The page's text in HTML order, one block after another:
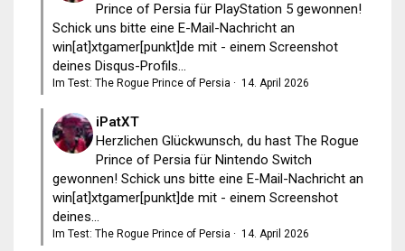
Prince of Persia für PlayStation 5 gewonnen!
Schick uns bitte eine E-Mail-Nachricht an
win[at]xtgamer[punkt]de mit - einem Screenshot
deines Disqus-Profils...
Im Test: The Rogue Prince of Persia · 14. April 2026
iPatXT
Herzlichen Glückwunsch, du hast The Rogue
Prince of Persia für Nintendo Switch
gewonnen! Schick uns bitte eine E-Mail-Nachricht an
win[at]xtgamer[punkt]de mit - einem Screenshot
deines...
Im Test: The Rogue Prince of Persia · 14. April 2026